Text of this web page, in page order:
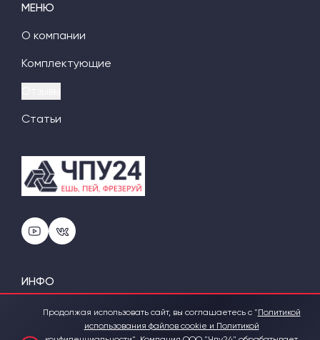
МЕНЮ
О компании
Комплектующие
Статьи
ИНФО
Наша команда
Политика конфиденциальности
Продолжая использовать сайт, вы соглашаетесь с "Политикой
использования файлов cookie и Политикой